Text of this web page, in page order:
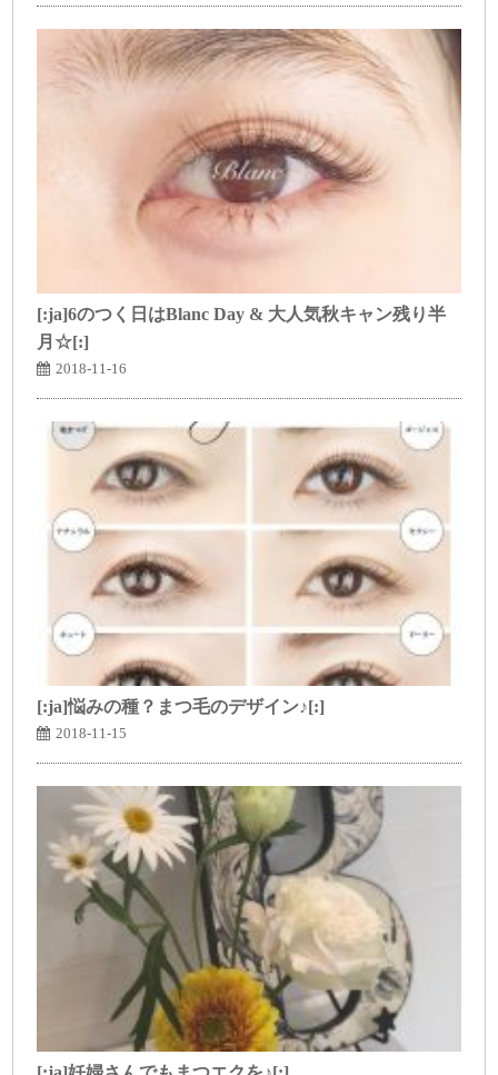
[:ja]6のつく日はBlanc Day & 大人気秋キャン残り半
月☆[:]
2018-11-16
[:ja]悩みの種？まつ毛のデザイン♪[:]
2018-11-15